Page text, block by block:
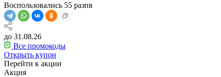
Воспользовались 55 разпв
до 31.08.26
Все промокоды
Открыть купон
Перейти к акции
Акция